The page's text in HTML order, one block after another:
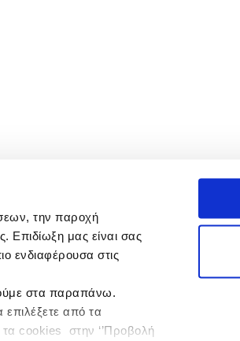
την παροχή
Επιδίωξη μας είναι σας
ενδιαφέρουσα στις
στα παραπάνω.
από τα
τα cookies στην ‘’Προβολή